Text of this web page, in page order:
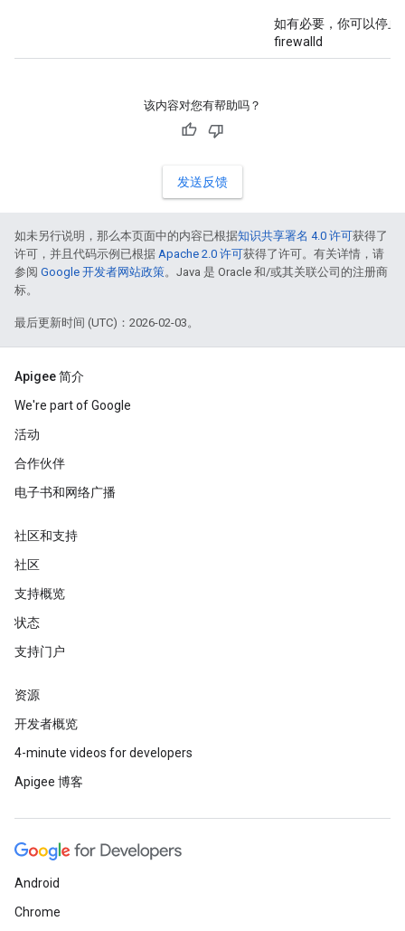
如有必要，你可以停止
firewalld
该内容对您有帮助吗？
发送反馈
如未另行说明，那么本页面中的内容已根据知识共享署名 4.0 许可获得了
许可，并且代码示例已根据 Apache 2.0 许可获得了许可。有关详情，请
参阅 Google 开发者网站政策。Java 是 Oracle 和/或其关联公司的注册商
标。
最后更新时间 (UTC)：2026-02-03。
Apigee 简介
We're part of Google
活动
合作伙伴
电子书和网络广播
社区和支持
社区
支持概览
状态
支持门户
资源
开发者概览
4-minute videos for developers
Apigee 博客
Android
Chrome